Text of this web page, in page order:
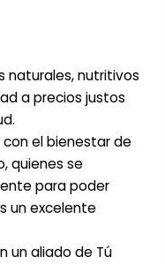
naturales, nutritivos
a precios justos
el bienestar de
quienes se
para poder
un excelente
un aliado de Tú